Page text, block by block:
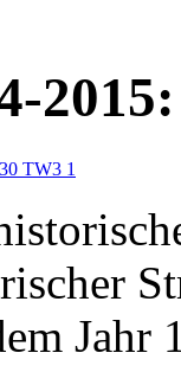
Jahr